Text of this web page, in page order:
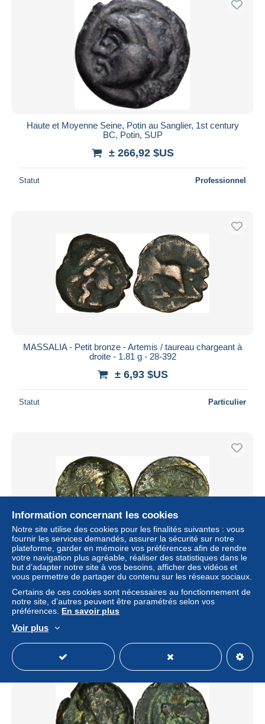
Haute et Moyenne Seine, Potin au Sanglier, 1st century
BC, Potin, SUP
± 266,92 $US
Statut Professionnel
MASSALIA - Petit bronze - Artemis / taureau chargeant à
droite - 1.81 g - 28-392
± 6,93 $US
Statut Particulier
GAULE - REMES - Bronze quadrans GERMANVS /
INDVTILLI - 10 AD - RARE - 28-335
± 98,22 $US
Statut
Information concernant les cookies
Notre site utilise des cookies pour les finalités suivantes : vous
fournir les services demandés, assurer la sécurité sur notre
plateforme, garder en mémoire vos préférences afin de rendre
votre navigation plus agréable, réaliser des statistiques dans le
but d’adapter notre site à vos besoins, afficher des vidéos et
vous permettre de partager du contenu sur les réseaux sociaux.
Certains de ces cookies sont nécessaires au fonctionnement de
notre site, d’autres peuvent être paramétrés selon vos
préférences. En savoir plus
Voir plus